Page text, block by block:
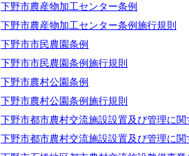
下野市農産物加工センター条例
下野市農産物加工センター条例施行規則
下野市市民農園条例
下野市市民農園条例施行規則
下野市農村公園条例
下野市農村公園条例施行規則
下野市都市農村交流施設設置及び管理に関
下野市都市農村交流施設設置及び管理に関